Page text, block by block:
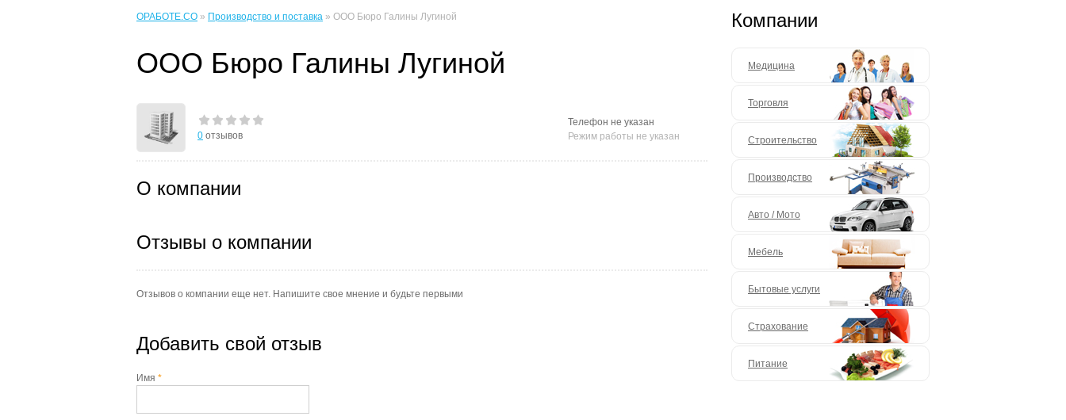
ОРАБОТЕ.CO » Производство и поставка » ООО Бюро Галины Лугиной
ООО Бюро Галины Лугиной
0 отзывов
Телефон не указан
Режим работы не указан
О компании
Отзывы о компании
Отзывов о компании еще нет. Напишите свое мнение и будьте первыми
Добавить свой отзыв
Имя *
Компании
Медицина
Торговля
Строительство
Производство
Авто / Мото
Мебель
Бытовые услуги
Страхование
Питание